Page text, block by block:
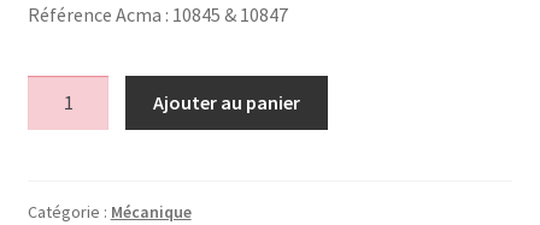
Référence Acma : 10845 & 10847
x3
Ajouter au panier
Catégorie : Mécanique